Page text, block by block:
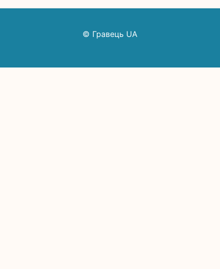
© Гравець UA